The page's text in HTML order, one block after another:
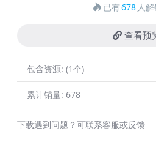
已有678 人
查看预
包含资源: (1个)
累计销量: 678
下载遇到问题？可联系客服或反馈